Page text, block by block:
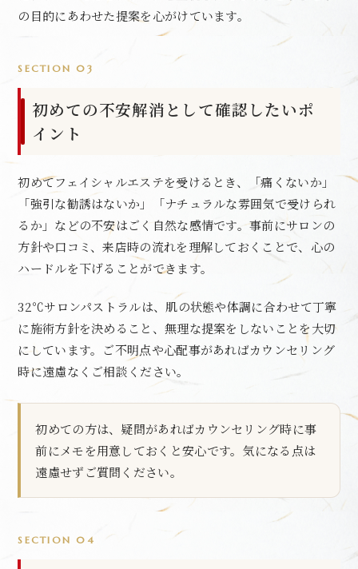
の目的にあわせた提案を心がけています。
SECTION 03
初めての不安解消として確認したいポ
イント
初めてフェイシャルエステを受けるとき、「痛くないか」
「強引な勧誘はないか」「ナチュラルな雰囲気で受けられ
るか」などの不安はごく自然な感情です。事前にサロンの
方針や口コミ、来店時の流れを理解しておくことで、心の
ハードルを下げることができます。
32℃サロンパストラルは、肌の状態や体調に合わせて丁寧
に施術方針を決めること、無理な提案をしないことを大切
にしています。ご不明点や心配事があればカウンセリング
時に遠慮なくご相談ください。
初めての方は、疑問があればカウンセリング時に事
前にメモを用意しておくと安心です。気になる点は
遠慮せずご質問ください。
SECTION 04